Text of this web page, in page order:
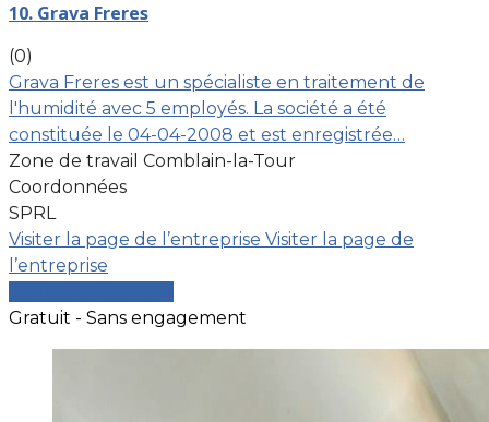
10. Grava Freres
(0)
Grava Freres est un spécialiste en traitement de
l'humidité avec 5 employés. La société a été
constituée le 04-04-2008 et est enregistrée…
Zone de travail Comblain-la-Tour
Coordonnées
SPRL
Visiter la page de l’entreprise Visiter la page de
l’entreprise
Gratuit - Sans engagement